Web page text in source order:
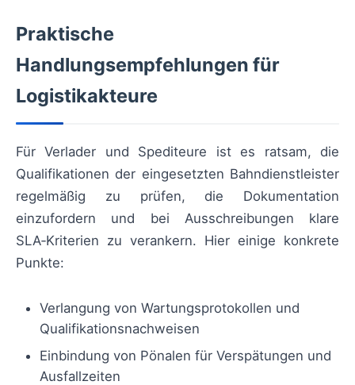
Praktische
Handlungsempfehlungen für
Logistikakteure
Für Verlader und Spediteure ist es ratsam, die
Qualifikationen der eingesetzten Bahndienstleister
regelmäßig zu prüfen, die Dokumentation
einzufordern und bei Ausschreibungen klare
SLA‑Kriterien zu verankern. Hier einige konkrete
Punkte:
Verlangung von Wartungsprotokollen und
Qualifikationsnachweisen
Einbindung von Pönalen für Verspätungen und
Ausfallzeiten